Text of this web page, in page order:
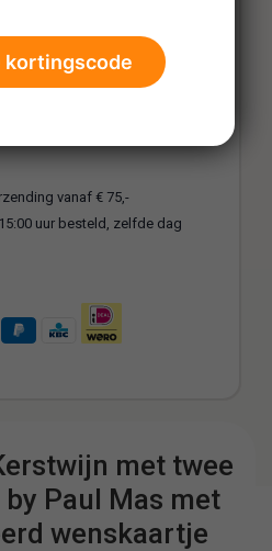
vanaf € 75,-
uur besteld, zelfde dag
met twee
Paul Mas met
wenskaartje